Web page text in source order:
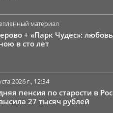
материал
+ «Парк Чудес»: любовь
в сто лет
2026 г., 12:34
пенсия по старости в
27 тысяч рублей